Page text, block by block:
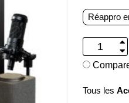
Réappro
Tous les